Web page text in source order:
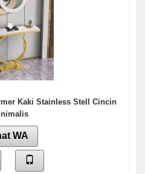
Kaki Stainless Stell Cincin
WA